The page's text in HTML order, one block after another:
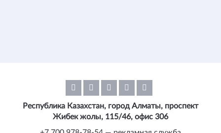
Республика Казахстан, город Алматы, проспект
Жибек жолы, 115/46, офис 306